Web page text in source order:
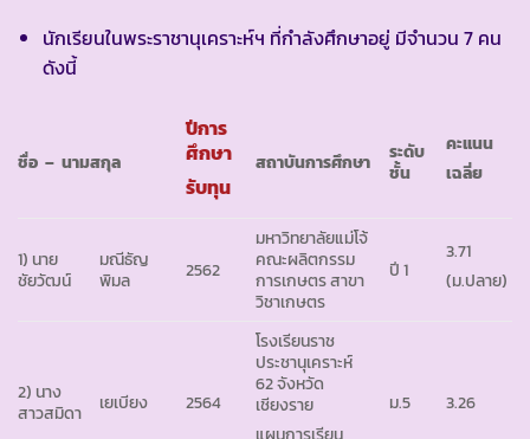
นักเรียนในพระราชานุเคราะห์ฯ ที่กำลังศึกษาอยู่ มีจำนวน 7 คน
ดังนี้
ชื่อ – นามสกุล
ปีการ
ศึกษา
รับทุน
สถาบันการศึกษา
ระดับ
ชั้น
คะแนน
เฉลี่ย
1) นาย
ชัยวัฒน์
มณีธัญ
พิมล
2562
มหาวิทยาลัยแม่โจ้
คณะผลิตกรรม
การเกษตร สาขา
วิชาเกษตร
ปี 1
3.71
(ม.ปลาย)
2) นาง
สาวสมิดา
เยเบียง 2564
โรงเรียนราช
ประชานุเคราะห์
62 จังหวัด
เชียงราย
ม.5 3.26